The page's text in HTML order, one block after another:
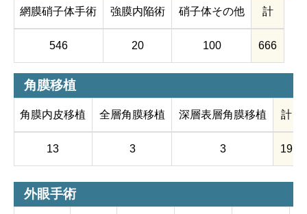
網膜硝子体手術
546
強膜内陥術
20
硝子体その他
100
計
666
角膜移植
角膜内皮移植
13
全層角膜移植
3
深層表層角膜移植
3
計
19
外眼手術